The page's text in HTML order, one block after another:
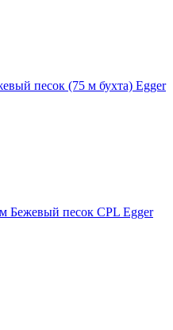
песок (75 м бухта) Egger
Бежевый песок CPL Egger